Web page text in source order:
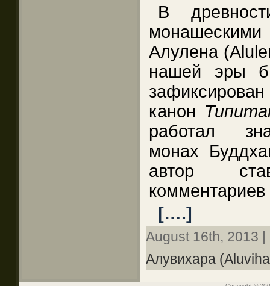
В
Алулена
нашей эры
канон
работал
монах
автор
[….]
August 16th, 2013
Алувихара